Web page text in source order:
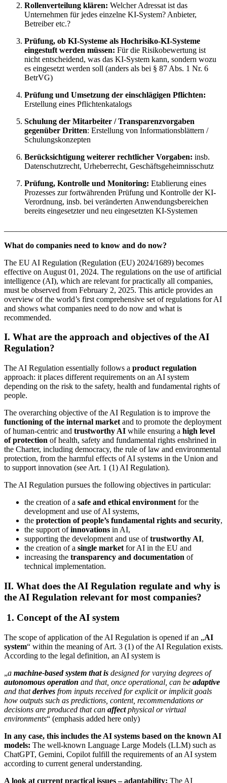
Rollenverteilung klären: Welcher Adressat ist das
Unternehmen für jedes einzelne KI-System? Anbieter,
Betreiber etc.?
Prüfung, ob KI-Systeme als Hochrisiko-KI-Systeme
eingestuft werden müssen: Für die Risikobewertung ist
nicht entscheidend, was das KI-System kann, sondern wozu
es eingesetzt werden soll (anders als bei § 87 Abs. 1 Nr. 6
BetrVG)
Prüfung und Umsetzung der einschlägigen Pflichten:
Erstellung eines Pflichtenkatalogs
Schulung der Mitarbeiter / Transparenzvorgaben
gegenüber Dritten: Erstellung von Informationsblättern /
Schulungskonzepten
Berücksichtigung weiterer rechtlicher Vorgaben: insb.
Datenschutzrecht, Urheberrecht, Geschäftsgeheimnisschutz
Prüfung, Kontrolle und Monitoring: Etablierung eines
Prozesses zur fortwährenden Prüfung und Kontrolle der KI-
Verordnung, insb. bei veränderten Anwendungsbereichen
bereits eingesetzter und neu eingesetzten KI-Systemen
What do companies need to know and do now?
The EU AI Regulation (Regulation (EU) 2024/1689) becomes
effective on August 01, 2024. The regulations on the use of artificial
intelligence (AI), which are relevant for practically all companies,
must be observed from February 2, 2025. This article provides an
overview of the world’s first comprehensive set of regulations for AI
and shows what companies need to do now and what is
recommended.
I. What are the approach and objectives of the AI
Regulation?
The AI Regulation essentially follows a product regulation
approach: it places different requirements on an AI system
depending on the risk to the safety, health and fundamental rights of
people.
The overarching objective of the AI Regulation is to improve the
functioning of the internal market and to promote the deployment
of human-centric and trustworthy AI while ensuring a high level
of protection of health, safety and fundamental rights enshrined in
the Charter, including democracy, the rule of law and environmental
protection, from the harmful effects of AI systems in the Union and
to support innovation (see Art. 1 (1) AI Regulation).
The AI Regulation pursues the following objectives in particular:
the creation of a safe and ethical environment for the
development and use of AI systems,
the protection of people’s fundamental rights and security,
the support ofinnovations in AI,
supporting the development and use oftrustworthy AI,
the creation of a single market for AI in the EU and
increasing the transparency and documentation of
technical implementation.
II. What does the AI Regulation regulate and why is
the AI Regulation relevant for most companies?
1. Concept of the AI system
The scope of application of the AI Regulation is opened if an „AI
system“ within the meaning of Art. 3 (1) of the AI Regulation exists.
According to the legal definition, an AI system is
„a machine-based system that is designed for varying degrees of
autonomous operation and that, once operational, can be adaptive
and thatderives from inputs received for explicit or implicit goals
how outputs such as predictions, content, recommendations or
decisions are produced that can affectphysical or virtual
environments“ (emphasis added here only)
In any case, this includes the AI systems based on the known AI
models: The well-known Language Large Models (LLM) such as
ChatGPT, Gemini, Copilot fulfill the requirements of an AI system
according to current general understanding.
A look at current practical issues – adaptability: The AI